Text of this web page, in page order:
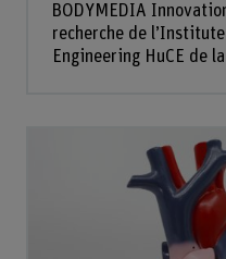
BODYMEDIA
recherche de
Engineering HuCE de